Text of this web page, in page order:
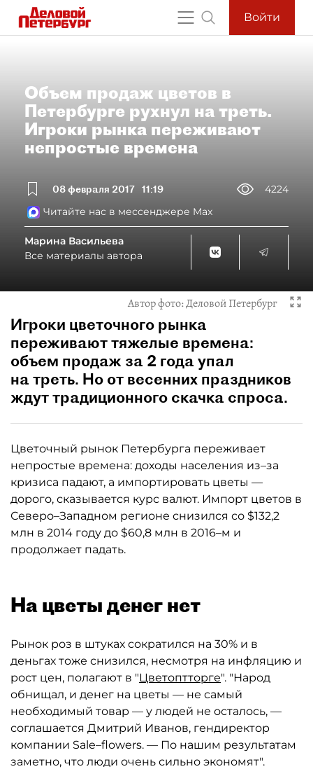
Войти
Объем продаж цветов в
Петербурге рухнул на треть.
Игроки рынка переживают
непростые времена
08 февраля 2017 11:19
4224
Читайте нас в мессенджере Max
Марина Васильева
Все материалы автора
Автор фото:Деловой Петербург
Игроки цветочного рынка
переживают тяжелые времена:
объем продаж за 2 года упал
на треть. Но от весенних праздников
ждут традиционного скачка спроса.
Цветочный рынок Петербурга переживает
непростые времена: доходы населения из–за
кризиса падают, а импортировать цветы —
дорого, сказывается курс валют. Импорт цветов в
Северо–Западном регионе снизился со $132,2
млн в 2014 году до $60,8 млн в 2016–м и
продолжает падать.
На цветы денег нет
Рынок роз в штуках сократился на 30% и в
деньгах тоже снизился, несмотря на инфляцию и
рост цен, полагают в "Цветоптторге". "Народ
обнищал, и денег на цветы — не самый
необходимый товар — у людей не осталось, —
соглашается Дмитрий Иванов, гендиректор
компании Sale–flowers. — По нашим результатам
заметно, что люди очень сильно экономят".